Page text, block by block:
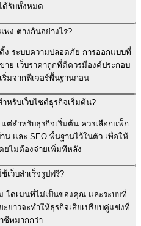
ด้รับทั้งหมด
พง ต่างกันอย่างไร?
ระบบความปลอดภัย การออกแบบที่
าย เว็บราคาถูกที่ดีควรมีองค์ประกอบ
ริ่มจากฟีเจอร์พื้นฐานก่อน
หรับเว็บไซต์ธุรกิจเริ่มต้น?
สำหรับธุรกิจเริ่มต้น ควรเลือกแพ็ก
น และ SEO พื้นฐานไว้ในตัว เพื่อให้
ไม่ต้องจ่ายเพิ่มทีหลัง
เว็บสำเร็จรูปฟรี?
โดเมนที่ไม่เป็นของคุณ และระบบที่
ยาวจะทำให้ธุรกิจเสียเปรียบคู่แข่งที่
ชีพมากกว่า